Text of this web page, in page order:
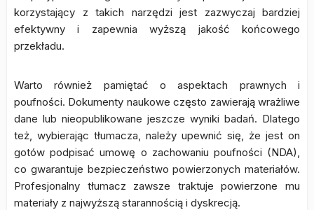
korzystający z takich narzędzi jest zazwyczaj bardziej
efektywny i zapewnia wyższą jakość końcowego
przekładu.
Warto również pamiętać o aspektach prawnych i
poufności. Dokumenty naukowe często zawierają wrażliwe
dane lub nieopublikowane jeszcze wyniki badań. Dlatego
też, wybierając tłumacza, należy upewnić się, że jest on
gotów podpisać umowę o zachowaniu poufności (NDA),
co gwarantuje bezpieczeństwo powierzonych materiałów.
Profesjonalny tłumacz zawsze traktuje powierzone mu
materiały z najwyższą starannością i dyskrecją.